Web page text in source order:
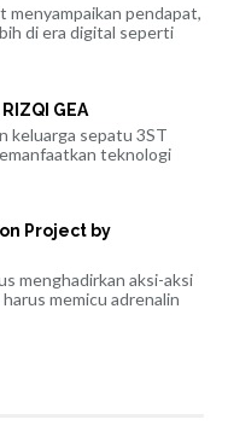
menyampaikan pendapat,
di era digital seperti
GEA
keluarga sepatu 3ST
teknologi
Project by
menghadirkan aksi-aksi
memicu adrenalin